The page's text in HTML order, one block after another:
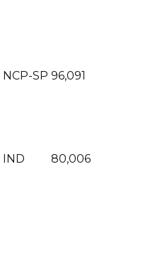
NCP-SP 96,091
IND 80,006